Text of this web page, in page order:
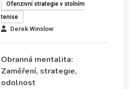
Ofenzivní strategie v stolním
tenise
Derek Winslow
Obranná mentalita:
Zaměření, strategie,
odolnost